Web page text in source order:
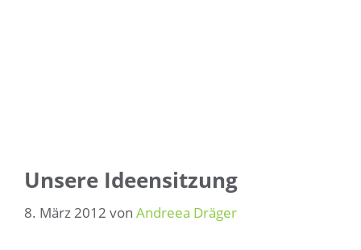
Unsere Ideensitzung
8. März 2012 von Andreea Dräger